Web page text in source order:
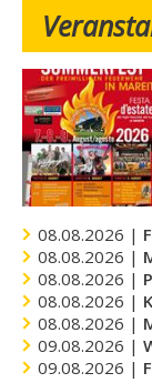
08.08.2026 |
08.08.2026 |
08.08.2026 |
08.08.2026 |
08.08.2026 |
09.08.2026 |
09.08.2026 |